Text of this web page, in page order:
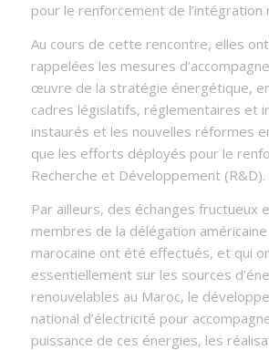
pour le renforcement de l’intégration
Au cours de cette rencontre, elles
rappelées les mesures
œuvre de la stratégie énergétique,
cadres législatifs, réglementaires et
instaurés et les nouvelles réformes
que les efforts déployés pour le
Recherche et Développement (R&D).
Par ailleurs, des échanges fructueux
membres de la délégation
marocaine ont été effectués, et qui
essentiellement sur les sources
renouvelables au Maroc, le
national d’électricité pour
puissance de ces énergies, les